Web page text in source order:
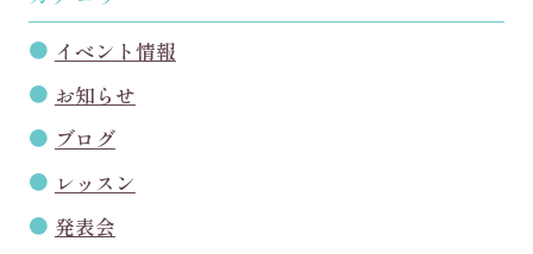
イベント情報
お知らせ
ブログ
レッスン
発表会